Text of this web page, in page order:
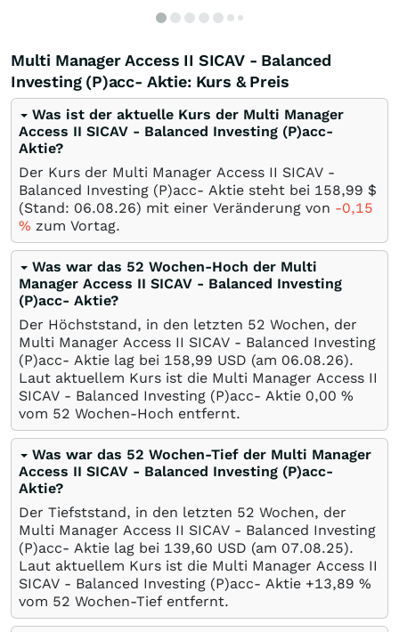
Multi Manager Access II SICAV - Balanced
Investing (P)acc- Aktie: Kurs & Preis
Was ist der aktuelle Kurs der Multi Manager
Access II SICAV - Balanced Investing (P)acc-
Aktie?
Der Kurs der Multi Manager Access II SICAV -
Balanced Investing (P)acc- Aktie steht bei 158,99 $
(Stand: 06.08.26) mit einer Veränderung von -0,15
% zum Vortag.
Was war das 52 Wochen-Hoch der Multi
Manager Access II SICAV - Balanced Investing
(P)acc- Aktie?
Der Höchststand, in den letzten 52 Wochen, der
Multi Manager Access II SICAV - Balanced Investing
(P)acc- Aktie lag bei 158,99 USD (am 06.08.26).
Laut aktuellem Kurs ist die Multi Manager Access II
SICAV - Balanced Investing (P)acc- Aktie 0,00 %
vom 52 Wochen-Hoch entfernt.
Was war das 52 Wochen-Tief der Multi Manager
Access II SICAV - Balanced Investing (P)acc-
Aktie?
Der Tiefststand, in den letzten 52 Wochen, der
Multi Manager Access II SICAV - Balanced Investing
(P)acc- Aktie lag bei 139,60 USD (am 07.08.25).
Laut aktuellem Kurs ist die Multi Manager Access II
SICAV - Balanced Investing (P)acc- Aktie +13,89 %
vom 52 Wochen-Tief entfernt.